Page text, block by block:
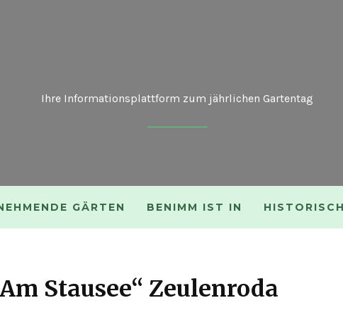
Ihre Informationsplattform zum jährlichen Gartentag
GÄRTEN BENIMM IST IN
Stausee“ Zeulenroda